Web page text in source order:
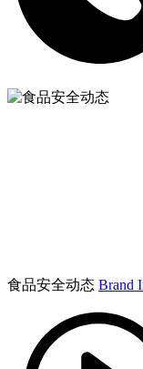
食品安全动态 Brand